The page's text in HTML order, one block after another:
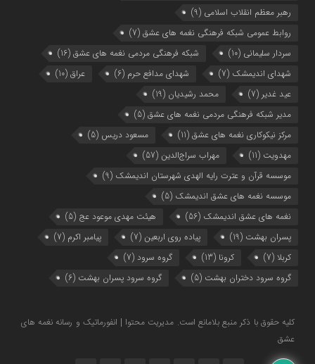
رهبر معظم انقلاب اسلامی (9)
روابط عمومی شبکه فرهنگی نغمه های عشق (7)
سردار سلیمانی (10) شبکه فرهنگی مردمی نغمه های عشق (16)
شهدای اندیمشک (7) شهدای مدافع حرم (6) عراق (10)
عید غدیر (7) محمد رشیدیان (19)
مدیر شبکه فرهنگی مردمی نغمه های عشق (5)
مرکز نیکوکاری نغمه های عشق (11) مسعود دریس (5)
مهدویت (11) مهراب سراج‌الدین (57)
موسسه قرآن و عترت رایه الهدی شهرستان اندیمشک (9)
موسسه نغمه های عشق اندیمشک (5)
نغمه های عشق اندیمشک (56) هیئت مهدی موعود عج (5)
پسران بهشت (19) پیاده روی اربعین (7) پیامبر اکرم (7)
کربلا (7) کرونا (13) گروه سرود (7)
گروه سرود دختران بهشت (5) گروه سرود پسران بهشت (6)
کلیه حقوق با ذکر منبع بلامانع است. مدیریت محتوا | انفورماتیک و رسانه نغمه های
عشق